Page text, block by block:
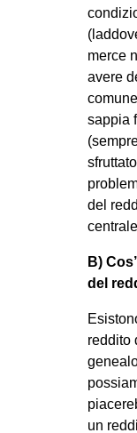
merce
avere
sappia
del
B)
del
reddito
un